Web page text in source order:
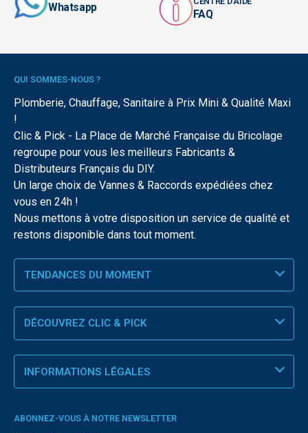
Whatsapp
FAQ
QUI SOMMES-NOUS ?
Plomberie, Chauffage, Sanitaire à Prix Mini & Qualité Maxi
!
Clic & Pick - La Place de Marché Française du Bricolage
regroupe pour vous les meilleurs Fabricants &
Distributeurs Français du DIY.
Un large choix de Vannes & Raccords expédiées chez
vous en 24h !
Nous mettons à votre disposition un service de qualité et
restons disponible dans tout moment.
TENDANCES DU MOMENT
DÉCOUVREZ CLIC & PICK
INFORMATIONS LÉGALES
ABONNEZ-VOUS À NOTRE NEWSLETTER